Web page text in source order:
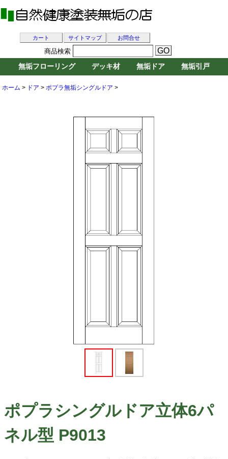
ホーム > ドア > ポプラ無垢シングルドア >
ポプラシングルドア立体6パ
ネル型 P9013
カート サイトマップ お問合せ
商品検索
無垢フローリング デッキ材 無垢ドア 無垢引戸